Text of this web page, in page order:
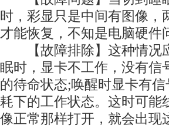
时，彩显只是中间有图像，
才能恢复，不知是电脑硬件
【故障排除】这种情况
眠时，显卡不工作，没有信
的待命状态;唤醒时显卡有
耗下的工作状态。这时可能
像正常那样打开，就会出现